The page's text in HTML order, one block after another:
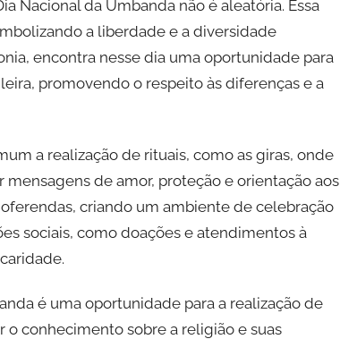
Nacional da Umbanda não é aleatória. Essa
a liberdade e a diversidade
encontra nesse dia uma oportunidade para
promovendo o respeito às diferenças e a
a realização de rituais, como as giras, onde
de amor, proteção e orientação aos
criando um ambiente de celebração
sociais, como doações e atendimentos à
é uma oportunidade para a realização de
conhecimento sobre a religião e suas